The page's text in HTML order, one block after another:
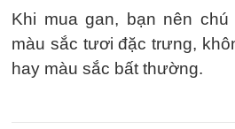
Khi mua gan, bạn nên
màu sắc tươi đặc trưng,
hay màu sắc bất thường.